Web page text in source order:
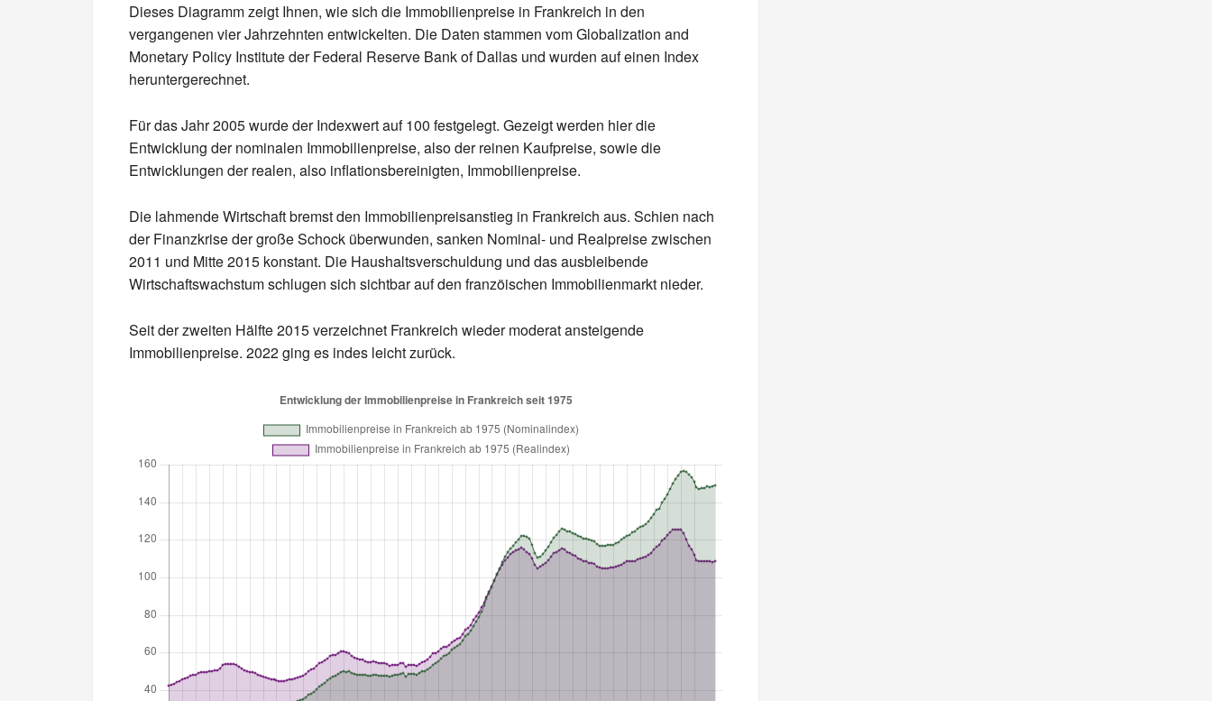
Dieses Diagramm zeigt Ihnen, wie sich die Immobilienpreise in Frankreich in den
vergangenen vier Jahrzehnten entwickelten. Die Daten stammen vom Globalization and
Monetary Policy Institute der Federal Reserve Bank of Dallas und wurden auf einen Index
heruntergerechnet.
Für das Jahr 2005 wurde der Indexwert auf 100 festgelegt. Gezeigt werden hier die
Entwicklung der nominalen Immobilienpreise, also der reinen Kaufpreise, sowie die
Entwicklungen der realen, also inflationsbereinigten, Immobilienpreise.
Die lahmende Wirtschaft bremst den Immobilienpreisanstieg in Frankreich aus. Schien nach
der Finanzkrise der große Schock überwunden, sanken Nominal- und Realpreise zwischen
2011 und Mitte 2015 konstant. Die Haushaltsverschuldung und das ausbleibende
Wirtschaftswachstum schlugen sich sichtbar auf den franzöischen Immobilienmarkt nieder.
Seit der zweiten Hälfte 2015 verzeichnet Frankreich wieder moderat ansteigende
Immobilienpreise. 2022 ging es indes leicht zurück.